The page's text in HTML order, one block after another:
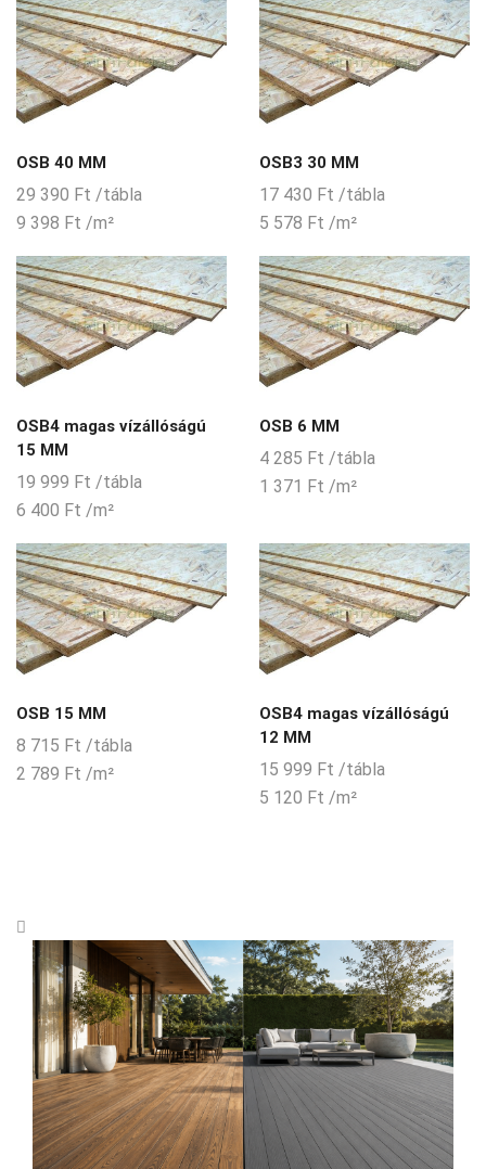
OSB 40 MM
29 390 Ft /tábla
9 398 Ft /m²
OSB3 30 MM
17 430 Ft /tábla
5 578 Ft /m²
OSB4 magas vízállóságú
15 MM
19 999 Ft /tábla
6 400 Ft /m²
OSB 6 MM
4 285 Ft /tábla
1 371 Ft /m²
OSB 15 MM
8 715 Ft /tábla
2 789 Ft /m²
OSB4 magas vízállóságú
12 MM
15 999 Ft /tábla
5 120 Ft /m²